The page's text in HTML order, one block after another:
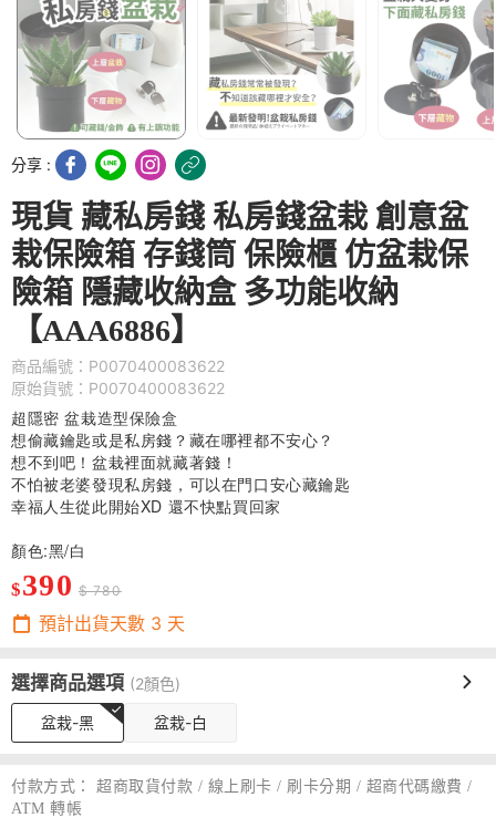
分享 :
現貨 藏私房錢 私房錢盆栽 創意盆
栽保險箱 存錢筒 保險櫃 仿盆栽保
險箱 隱藏收納盒 多功能收納
【AAA6886】
商品編號：P0070400083622
原始貨號：P0070400083622
超隱密 盆栽造型保險盒
想偷藏鑰匙或是私房錢？藏在哪裡都不安心？
想不到吧！盆栽裡面就藏著錢！
不怕被老婆發現私房錢，可以在門口安心藏鑰匙
幸福人生從此開始XD 還不快點買回家
顏色:黑/白
$390 $ 780
預計出貨天數 3 天
選擇商品選項 (2顏色)
盆栽-黑 盆栽-白
付款方式：
超商取貨付款 / 線上刷卡 / 刷卡分期 / 超商代碼繳費 /
ATM 轉帳